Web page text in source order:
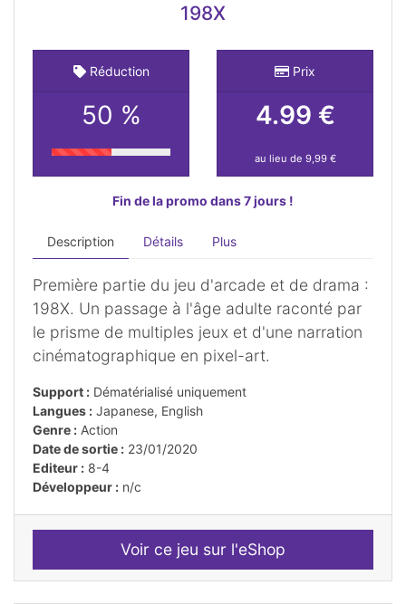
198X
Réduction
50 %
Prix
4.99 €
au lieu de 9,99 €
Fin de la promo dans 7 jours !
Description Détails Plus
Première partie du jeu d'arcade et de drama :
198X. Un passage à l'âge adulte raconté par
le prisme de multiples jeux et d'une narration
cinématographique en pixel-art.
Support : Dématérialisé uniquement
Langues : Japanese, English
Genre : Action
Date de sortie : 23/01/2020
Editeur : 8-4
Développeur : n/c
Voir ce jeu sur l'eShop